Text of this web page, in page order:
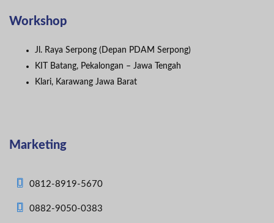
Workshop
Jl. Raya Serpong (Depan PDAM Serpong)
KIT Batang, Pekalongan – Jawa Tengah
Klari, Karawang Jawa Barat
Marketing
0812-8919-5670
0882-9050-0383